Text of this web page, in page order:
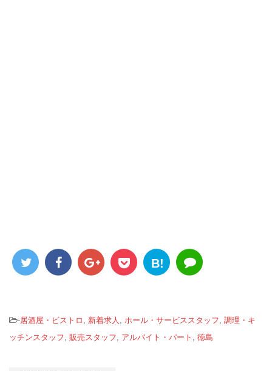
B!
-居酒屋・ビストロ , 新着求人 , ホール・サービススタッフ, 調理・キ
ッチンスタッフ, 販売スタッフ, アルバイト・パート , 徳島